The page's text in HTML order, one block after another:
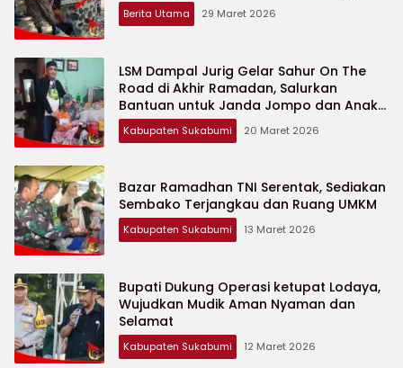
Berita Utama 29 Maret 2026
LSM Dampal Jurig Gelar Sahur On The
Road di Akhir Ramadan, Salurkan
Bantuan untuk Janda Jompo dan Anak
Yatim
Kabupaten Sukabumi 20 Maret 2026
Bazar Ramadhan TNI Serentak, Sediakan
Sembako Terjangkau dan Ruang UMKM
Kabupaten Sukabumi 13 Maret 2026
Bupati Dukung Operasi ketupat Lodaya,
Wujudkan Mudik Aman Nyaman dan
Selamat
Kabupaten Sukabumi 12 Maret 2026